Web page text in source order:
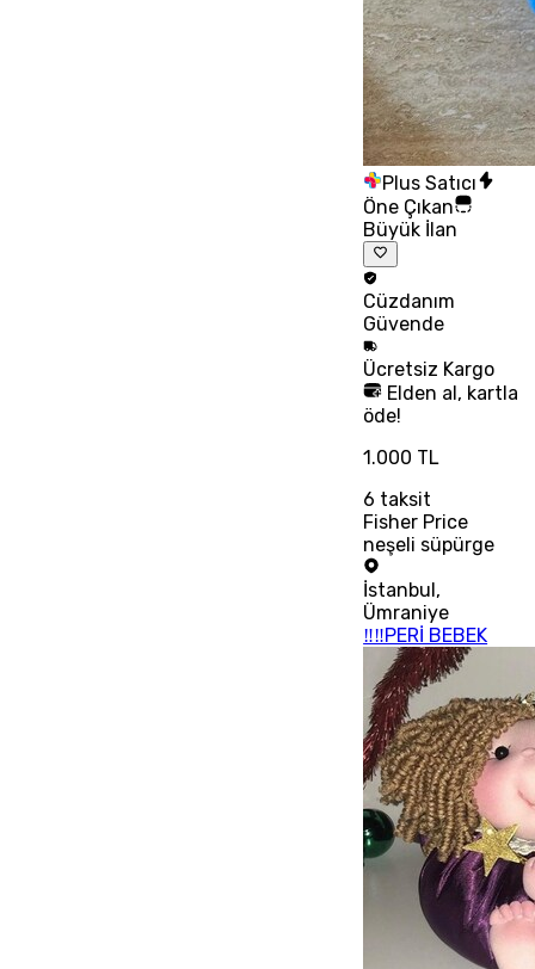
Plus Satıcı
Öne Çıkan
Büyük İlan
Cüzdanım
Güvende
Ücretsiz Kargo
Elden al, kartla
öde!
1.000 TL
6 taksit
Fisher Price
neşeli süpürge
İstanbul,
Ümraniye
‼‼PERİ BEBEK